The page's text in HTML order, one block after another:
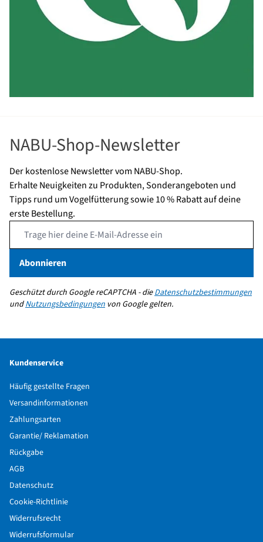
NABU-Shop-Newsletter
Der kostenlose Newsletter vom NABU-Shop.
Erhalte Neuigkeiten zu Produkten, Sonderangeboten und
Tipps rund um Vogelfütterung sowie 10 % Rabatt auf deine
erste Bestellung.
Abonnieren
Geschützt durch Google reCAPTCHA - dieDatenschutzbestimmungen
undNutzungsbedingungen von Google gelten.
Kundenservice
Häufig gestellte Fragen
Versandinformationen
Zahlungsarten
Garantie/ Reklamation
Rückgabe
AGB
Datenschutz
Cookie-Richtlinie
Widerrufsrecht
Widerrufsformular